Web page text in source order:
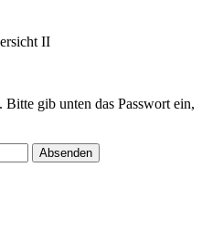
II
gib unten das Passwort ein,